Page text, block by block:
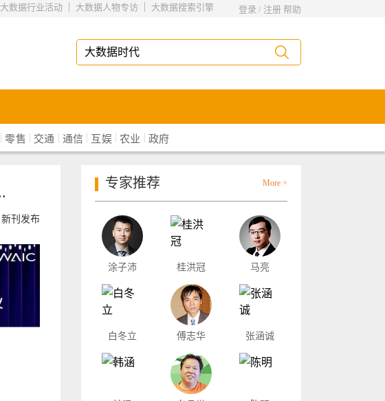
登录 / 注册 帮助
大数据搜索引擎
|
大数据人物专访
|
大数据行业活动
| 零售 | 交通 | 通信 | 互娱 | 农业 | 政府
刊发布
专家推荐 More >
涂子沛 桂洪冠 马亮
白冬立 傅志华 张涵诚